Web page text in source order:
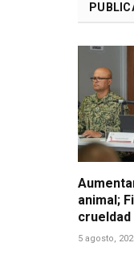
animal;
crueldad
5 agosto,